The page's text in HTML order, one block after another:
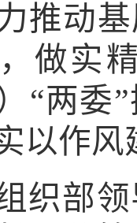
推动
做实
）“两
以作
织部